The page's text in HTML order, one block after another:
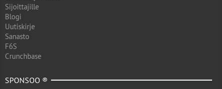
Sijoittajille
Blogi
Uutiskirje
Sanasto
F6S
Crunchbase
SPONSOO ®